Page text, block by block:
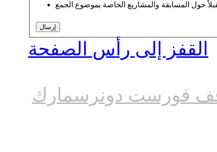
القفز إلى رأس الصفحة
فورست دونرسمارك